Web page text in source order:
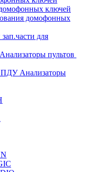
ключей
домофонных
для
пультов
ПДУ Анализаторы